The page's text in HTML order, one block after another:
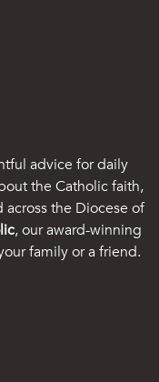
advice for daily
the Catholic faith,
the Diocese of
, our award-winning
family or a friend.